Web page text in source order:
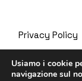
Privacy Policy
CookiePolicy
Usiamo i cookie
navigazione sul